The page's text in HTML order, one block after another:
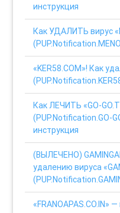
инструкция
Как УДАЛИТЬ вирус
«KER58.COM»! Как
Как ЛЕЧИТЬ «GO-
(PUP.Notification.GO-
инструкция
(ВЫЛЕЧЕНО)
удалению вируса
«FRANOAPAS.CO.IN»